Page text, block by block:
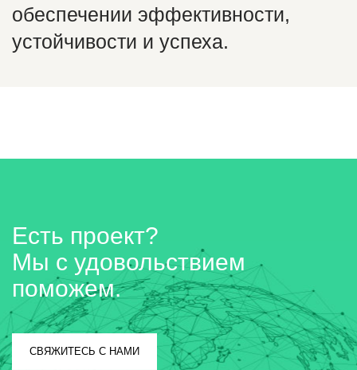
обеспечении эффективности,
устойчивости и успеха.
Есть проект?
Мы с удовольствием
поможем.
СВЯЖИТЕСЬ С НАМИ